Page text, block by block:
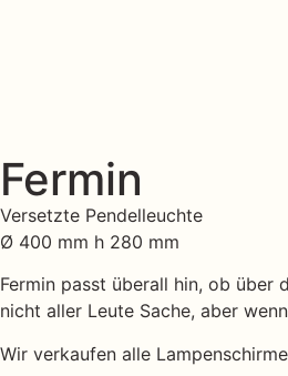
Fermin
Versetzte Pendelleuchte
Ø 400 mm h 280 mm
Fermin passt überall hin, ob über
nicht aller Leute Sache, aber
Wir verkaufen alle